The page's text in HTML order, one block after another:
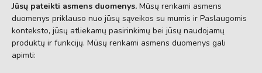
Jūsų pateikti asmens duomenys. Mūsų renkami asmens
duomenys priklauso nuo jūsų sąveikos su mumis ir Paslaugomis
konteksto, jūsų atliekamų pasirinkimų bei jūsų naudojamų
produktų ir funkcijų. Mūsų renkami asmens duomenys gali
apimti: